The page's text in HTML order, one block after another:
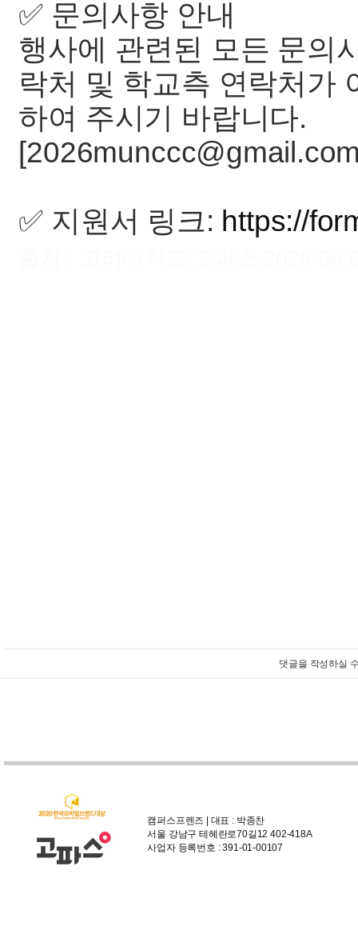
✅ 문의사항 안내
행사에 관련된 모든 문의
락처 및 학교측 연락처가
하여 주시기 바랍니다.
✅ 지원서 링크: https://
댓글을 작성하실
캠퍼스프렌즈 | 대표 : 박종찬
서울 강남구 테헤란로70길12 402-418A
사업자 등록번호 : 391-01-00107